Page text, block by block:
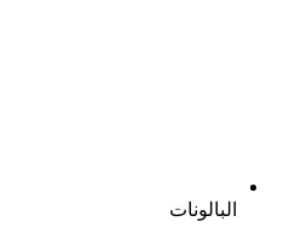
البالونات